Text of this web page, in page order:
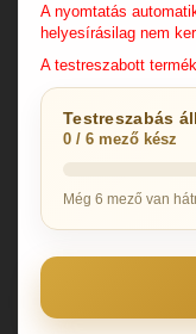
A nyomtatás
helyesírásilag nem
A testreszabott
Testreszabás
0 / 6 mező kész
Még 6 mező van